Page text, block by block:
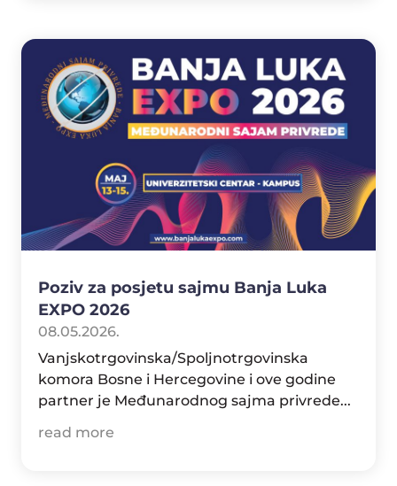
Poziv za posjetu sajmu Banja Luka
EXPO 2026
08.05.2026.
Vanjskotrgovinska/Spoljnotrgovinska
komora Bosne i Hercegovine i ove godine
partner je Međunarodnog sajma privrede...
read more